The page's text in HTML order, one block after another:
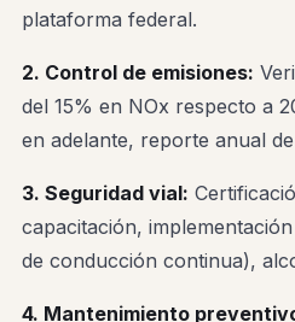
plataforma federal.
2. Control de emisiones:
del 15% en NOx respecto a
en adelante, reporte anual
3. Seguridad vial:
capacitación,
de conducción continua),
4. Mantenimiento